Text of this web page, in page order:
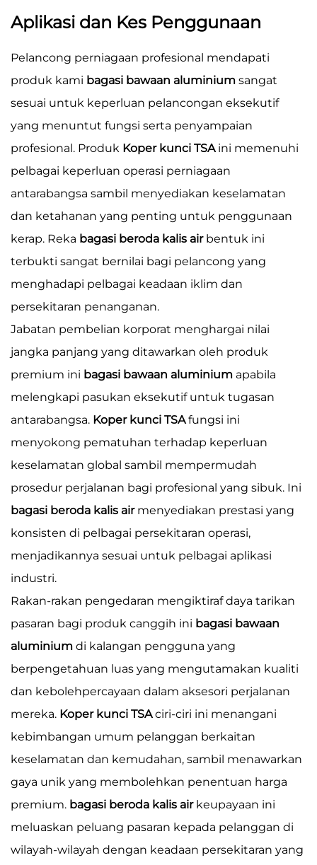
Aplikasi dan Kes Penggunaan
Pelancong perniagaan profesional mendapati
produk kami bagasi bawaan aluminium sangat
sesuai untuk keperluan pelancongan eksekutif
yang menuntut fungsi serta penyampaian
profesional. Produk Koper kunci TSA ini memenuhi
pelbagai keperluan operasi perniagaan
antarabangsa sambil menyediakan keselamatan
dan ketahanan yang penting untuk penggunaan
kerap. Reka bagasi beroda kalis air bentuk ini
terbukti sangat bernilai bagi pelancong yang
menghadapi pelbagai keadaan iklim dan
persekitaran penanganan.
Jabatan pembelian korporat menghargai nilai
jangka panjang yang ditawarkan oleh produk
premium ini bagasi bawaan aluminium apabila
melengkapi pasukan eksekutif untuk tugasan
antarabangsa. Koper kunci TSAfungsi ini
menyokong pematuhan terhadap keperluan
keselamatan global sambil mempermudah
prosedur perjalanan bagi profesional yang sibuk. Ini
bagasi beroda kalis air menyediakan prestasi yang
konsisten di pelbagai persekitaran operasi,
menjadikannya sesuai untuk pelbagai aplikasi
industri.
Rakan-rakan pengedaran mengiktiraf daya tarikan
pasaran bagi produk canggih ini bagasi bawaan
aluminium di kalangan pengguna yang
berpengetahuan luas yang mengutamakan kualiti
dan kebolehpercayaan dalam aksesori perjalanan
mereka. Koper kunci TSAciri-ciri ini menangani
kebimbangan umum pelanggan berkaitan
keselamatan dan kemudahan, sambil menawarkan
gaya unik yang membolehkan penentuan harga
premium. bagasi beroda kalis air keupayaan ini
meluaskan peluang pasaran kepada pelanggan di
wilayah-wilayah dengan keadaan persekitaran yang